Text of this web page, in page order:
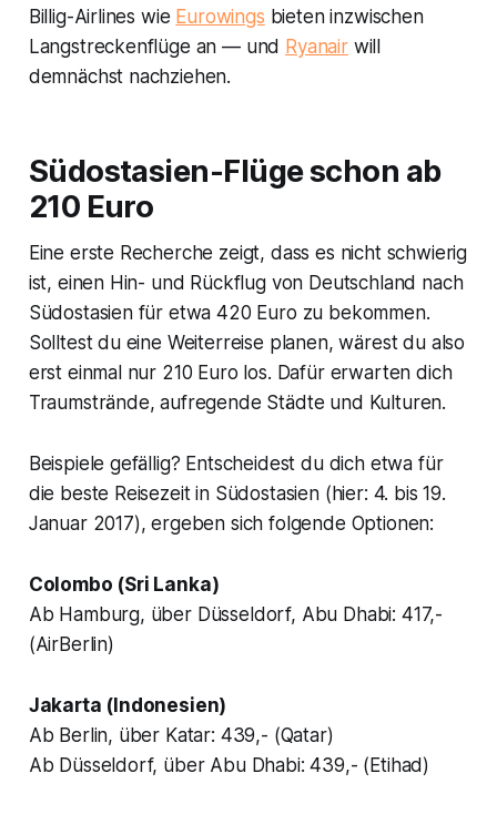
Billig-Airlines wie Eurowings bieten inzwischen
Langstreckenflüge an — und Ryanairwill
demnächst nachziehen.
Südostasien-Flüge schon ab
210 Euro
Eine erste Recherche zeigt, dass es nicht schwierig
ist, einen Hin- und Rückflug von Deutschland nach
Südostasien für etwa 420 Euro zu bekommen.
Solltest du eine Weiterreise planen, wärest du also
erst einmal nur 210 Euro los. Dafür erwarten dich
Traumstrände, aufregende Städte und Kulturen.
Beispiele gefällig? Entscheidest du dich etwa für
die beste Reisezeit in Südostasien (hier: 4. bis 19.
Januar 2017), ergeben sich folgende Optionen:
Colombo (Sri Lanka)
Ab Hamburg, über Düsseldorf, Abu Dhabi: 417,-
(AirBerlin)
Jakarta (Indonesien)
Ab Berlin, über Katar: 439,- (Qatar)
Ab Düsseldorf, über Abu Dhabi: 439,- (Etihad)